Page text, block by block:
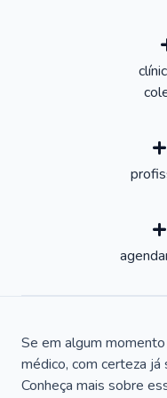
Se em algum
médico, com certeza já
Conheça mais sobre